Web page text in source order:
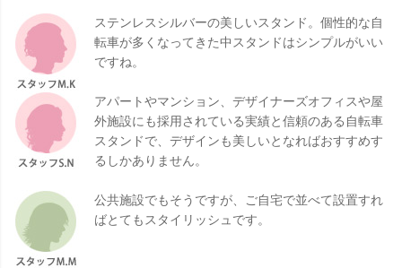
ステンレスシルバーの美しいスタンド。個性的な自
転車が多くなってきた中スタンドはシンプルがいい
ですね。
アパートやマンション、デザイナーズオフィスや屋
外施設にも採用されている実績と信頼のある自転車
スタンドで、デザインも美しいとなればおすすめす
るしかありません。
公共施設でもそうですが、ご自宅で並べて設置すれ
ばとてもスタイリッシュです。